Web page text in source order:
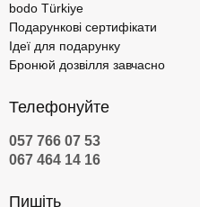
bodo Türkiye
Подарункові сертифікати
Ідеї для подарунку
Бронюй дозвілля завчасно
Телефонуйте
057 766 07 53
067 464 14 16
Пишіть